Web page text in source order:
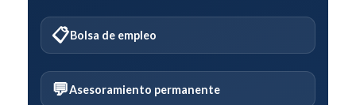
📋Bolsa de empleo
💬Asesoramiento permanente